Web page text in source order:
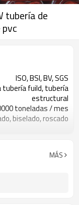
tubería de
ISO, BSI, BV, SGS
tubería fuild, tubería
estructural
toneladas / mes
biselado, roscado
o como requisito
1.0-5.0mm
MÁS